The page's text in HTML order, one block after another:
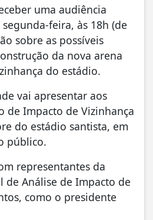
uma audiência
feira, às 18h (de
sobre as possíveis
da nova arena
do estádio.
vai apresentar aos
de Impacto de Vizinhança
do estádio santista, em
público.
representantes da
de Análise de Impacto de
como o presidente